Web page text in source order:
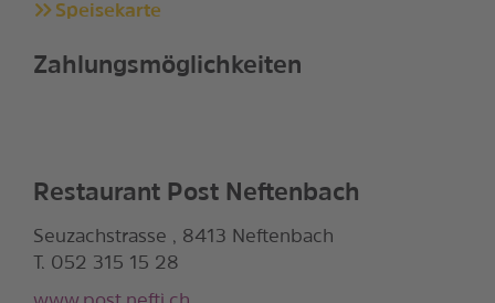
Speisekarte
Zahlungsmöglichkeiten
Restaurant Post Neftenbach
Seuzachstrasse , 8413 Neftenbach
T. 052 315 15 28